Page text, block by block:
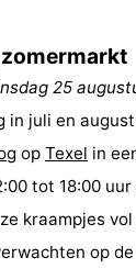
25
in juli en
op Texel in
tot 18:00
kraampjes
op de